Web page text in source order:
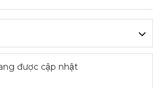
được cập nhật